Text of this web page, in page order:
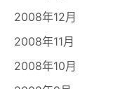
2008年12月
2008年11月
2008年10月